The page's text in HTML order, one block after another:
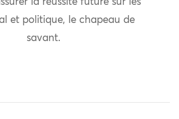
la réussite future sur les
et politique, le chapeau de
savant.